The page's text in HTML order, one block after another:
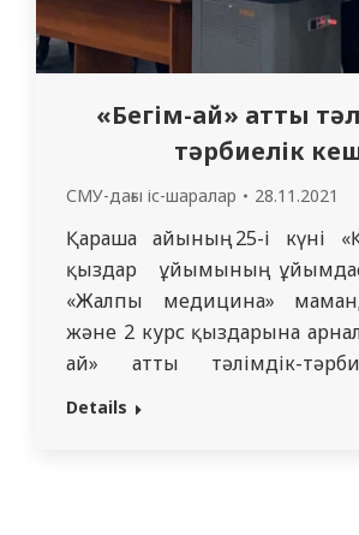
«Бегім-ай» атты
тәрбиелік
СМУ-дағы іс-шаралар 28.11.2021
Қараша айының 25-і күні
қыздар ұйымының
«Жалпы медицина»
және 2 курс қыздарына
ай» атты тәлімдік-
өткізілді. Кешті
Details